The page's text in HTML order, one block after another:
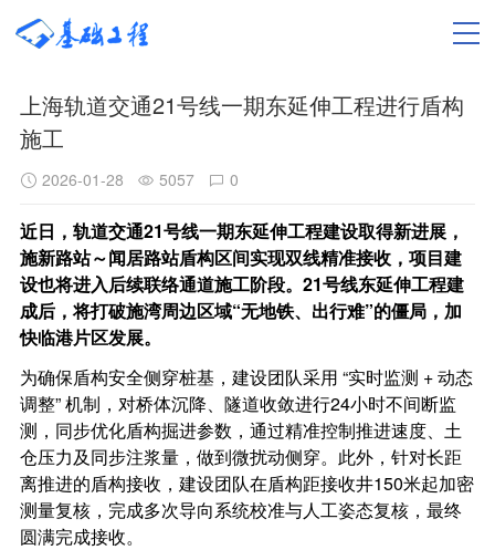
上海轨道交通21号线一期东延伸工程进行盾构
施工
2026-01-28 5057 0
近日，轨道交通21号线一期东延伸工程建设取得新进展，
施新路站～闻居路站盾构区间实现双线精准接收，项目建
设也将进入后续联络通道施工阶段。21号线东延伸工程建
成后，将打破施湾周边区域“无地铁、出行难”的僵局， 加
快临港片区发展。
为确保盾构安全侧穿桩基，建设团队采用 “实时监测 + 动态
调整” 机制，对桥体沉降、隧道收敛进行24小时不间断监
测，同步优化盾构掘进参数，通过精准控制推进速度、土
仓压力及同步注浆量，做到微扰动侧穿。此外，针对长距
离推进的盾构接收，建设团队在盾构距接收井150米起加密
测量复核，完成多次导向系统校准与人工姿态复核，最终
圆满完成接收。